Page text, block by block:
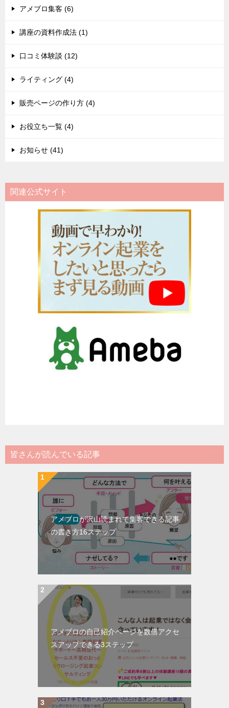
アメブロ集客 (6)
講座の資料作成法 (1)
口コミ体験談 (12)
ライティング (4)
販売ページの作り方 (4)
お役立ち一覧 (4)
お知らせ (41)
関連公式サイト
皆さんが読んでいる記事
アメブロが沢山読まれて集客できる記事
の書き方16ステップ
アメブロの自己紹介ページを数倍アクセ
スアップできる3ステップ